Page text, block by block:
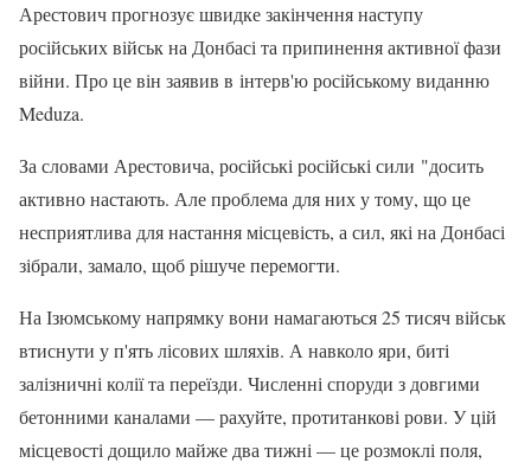
Арестович прогнозує швидке закінчення наступу
російських військ на Донбасі та припинення активної фази
війни. Про це він заявив в інтерв'ю російському виданню
Meduza.
За словами Арестовича, російські російські сили "досить
активно настають. Але проблема для них у тому, що це
несприятлива для настання місцевість, а сил, які на Донбасі
зібрали, замало, щоб рішуче перемогти.
На Ізюмському напрямку вони намагаються 25 тисяч військ
втиснути у п'ять лісових шляхів. А навколо яри, биті
залізничні колії та переїзди. Численні споруди з довгими
бетонними каналами — рахуйте, протитанкові рови. У цій
місцевості дощило майже два тижні — це розмоклі поля,